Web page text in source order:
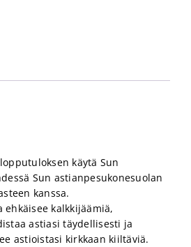
käytä Sun
Sun astianpesukonesuolan
kanssa.
ehkäisee kalkkijäämiä,
astiasi täydellisesti ja
astioistasi kirkkaan kiiltäviä.